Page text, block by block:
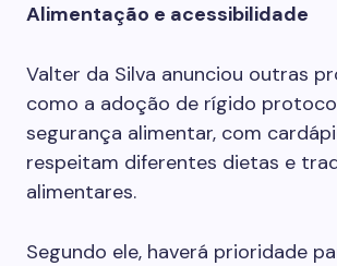
Alimentação e acessibilidade
Valter da Silva anunciou outras
como a adoção de rígido
segurança alimentar, com
respeitam diferentes dietas e
alimentares.
Segundo ele, haverá prioridade